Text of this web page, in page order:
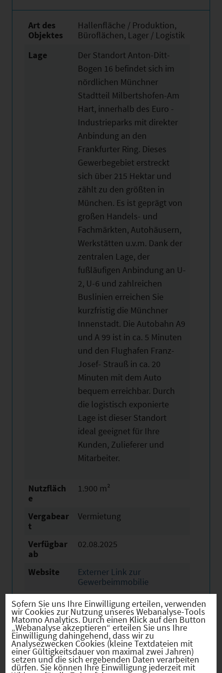
Art des
Objektes
Hallenfläche / Produktion,
Büroflächen, Lager / Logistik
Lage
Der Standort Anton-Ditt-
Bogen 16 befindet sich im
nördlichen Münchner
Stadtteil Milbertshofen-Am
Hart, innerhalb des Euro -
Industrieparks mit direkter
Anbindung an den
Frankfurter Ring. Dieses
Gewerbegebiet erstreckt
sich über 215 Hektar und
zählt zu den größten in
München. Es ist geprägt von
großen Handels- und
Fachmärkten, Autohäusern,
Werkstätten u.v.m. Dank der
zentralen Lage, der
fußläufigen Anbindung an U-
2, U-6 und zahlreichen
Buslinien erreichen Sie
kurzfristig die Münchner
Innenstadt. Die Autobahn A9
und A 99 ist in ca. 5 Minuten
und den Flughafen Franz-
Josef- Strauß in ca. 20
Minuten mit dem Auto
bequem erreichbar. Durch
die logistisch exponierte
Lage ist dieser Standort
ideal geeignet für Ihre
Kunden, Zulieferer und
Mitarbeiter.
Nutzfläch
e
1.900 m²
Vergabear
t
Vermietung
Verfügbar
ab
02.08.2025
Website
Externer Link zur
Gewerbeimmobilie
Beschreib
ung /
besondere
Merkmale
Inmitten eines der
dynamischsten und
etabliertesten
Gewerbegebiete Münchens –
dem Euroindustriepark im
Stadtteil Milbertshofen-Am
Sofern Sie uns Ihre Einwilligung erteilen, verwenden
wir Cookies zur Nutzung unseres Webanalyse-Tools
Matomo Analytics. Durch einen Klick auf den Button
„Webanalyse akzeptieren“ erteilen Sie uns Ihre
Einwilligung dahingehend, dass wir zu
Analysezwecken Cookies (kleine Textdateien mit
einer Gültigkeitsdauer von maximal zwei Jahren)
setzen und die sich ergebenden Daten verarbeiten
dürfen. Sie können Ihre Einwilligung jederzeit mit